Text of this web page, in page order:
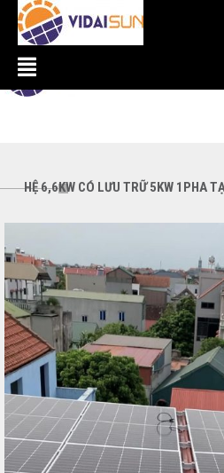
HỆ 6,6KW CÓ LƯU TRỮ 5KW 1PHA